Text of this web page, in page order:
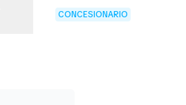
CONCESIONARIO